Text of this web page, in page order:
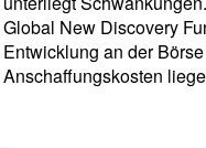
Global New Discovery
Entwicklung an der
Anschaffungskosten